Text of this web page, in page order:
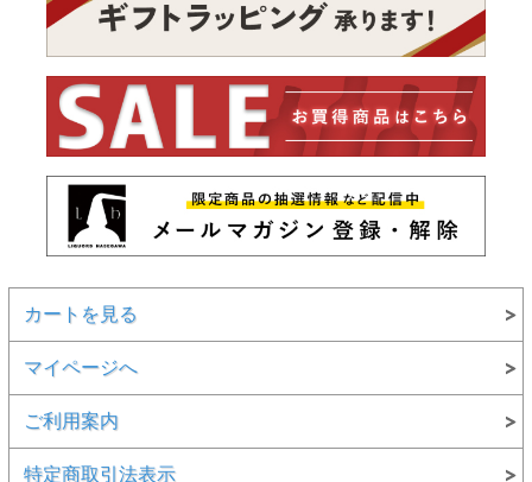
カートを見る
マイページへ
ご利用案内
特定商取引法表示